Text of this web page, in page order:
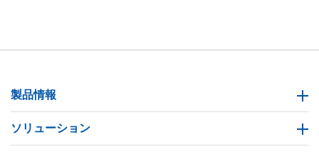
製品情報
ソリューション